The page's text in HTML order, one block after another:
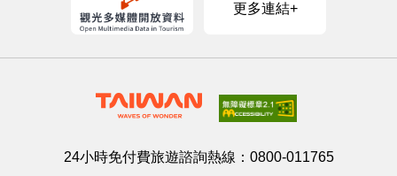
更多連結+
24小時免付費旅遊諮詢熱線： 0800-011765